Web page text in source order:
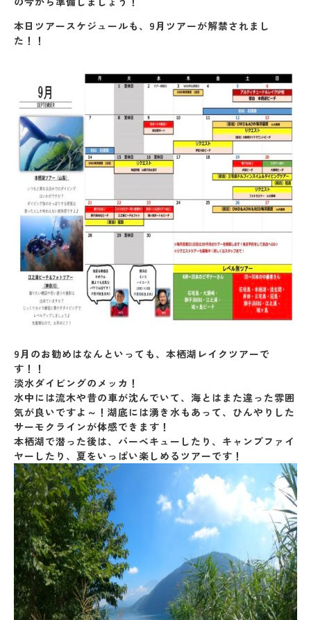
本日ツアースケジュールも、9月ツアーが解禁されまし
た！！
9月のお勧めはなんといっても、本栖湖レイクツアーで
す！！
淡水ダイビングのメッカ！
水中には流木や昔の車が沈んでいて、海とはまた違った雰囲
気が良いですよ～！湖底には湧き水もあって、ひんやりした
サーモクラインが体感できます！
本栖湖で潜った後は、バーベキューしたり、キャンプファイ
ヤーしたり、夏をいっぱい楽しめるツアーです！